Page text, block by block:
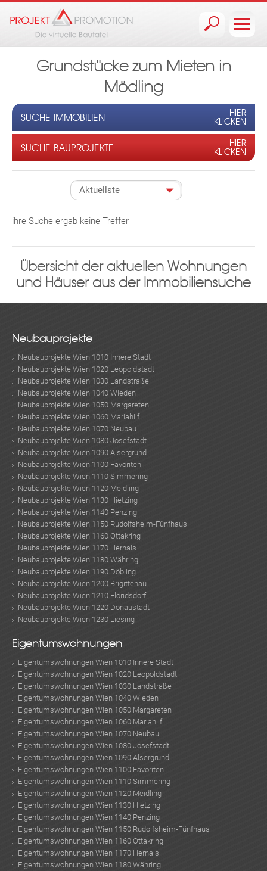
Grundstücke zum Mieten in
Mödling
SUCHE IMMOBILIEN
HIER
KLICKEN
SUCHE BAUPROJEKTE
HIER
KLICKEN
ihre Suche ergab keine Treffer
Übersicht der aktuellen Wohnungen
und Häuser aus der Immobiliensuche
Neubauprojekte
Neubauprojekte Wien 1010 Innere Stadt
Neubauprojekte Wien 1020 Leopoldstadt
Neubauprojekte Wien 1030 Landstraße
Neubauprojekte Wien 1040 Wieden
Neubauprojekte Wien 1050 Margareten
Neubauprojekte Wien 1060 Mariahilf
Neubauprojekte Wien 1070 Neubau
Neubauprojekte Wien 1080 Josefstadt
Neubauprojekte Wien 1090 Alsergrund
Neubauprojekte Wien 1100 Favoriten
Neubauprojekte Wien 1110 Simmering
Neubauprojekte Wien 1120 Meidling
Neubauprojekte Wien 1130 Hietzing
Neubauprojekte Wien 1140 Penzing
Neubauprojekte Wien 1150 Rudolfsheim-Fünfhaus
Neubauprojekte Wien 1160 Ottakring
Neubauprojekte Wien 1170 Hernals
Neubauprojekte Wien 1180 Währing
Neubauprojekte Wien 1190 Döbling
Neubauprojekte Wien 1200 Brigittenau
Neubauprojekte Wien 1210 Floridsdorf
Neubauprojekte Wien 1220 Donaustadt
Neubauprojekte Wien 1230 Liesing
Eigentumswohnungen
Eigentumswohnungen Wien 1010 Innere Stadt
Eigentumswohnungen Wien 1020 Leopoldstadt
Eigentumswohnungen Wien 1030 Landstraße
Eigentumswohnungen Wien 1040 Wieden
Eigentumswohnungen Wien 1050 Margareten
Eigentumswohnungen Wien 1060 Mariahilf
Eigentumswohnungen Wien 1070 Neubau
Eigentumswohnungen Wien 1080 Josefstadt
Eigentumswohnungen Wien 1090 Alsergrund
Eigentumswohnungen Wien 1100 Favoriten
Eigentumswohnungen Wien 1110 Simmering
Eigentumswohnungen Wien 1120 Meidling
Eigentumswohnungen Wien 1130 Hietzing
Eigentumswohnungen Wien 1140 Penzing
Eigentumswohnungen Wien 1150 Rudolfsheim-Fünfhaus
Eigentumswohnungen Wien 1160 Ottakring
Eigentumswohnungen Wien 1170 Hernals
Eigentumswohnungen Wien 1180 Währing